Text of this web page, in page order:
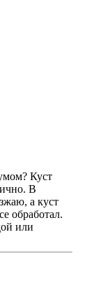
Куст
В
а куст
обработал.
или